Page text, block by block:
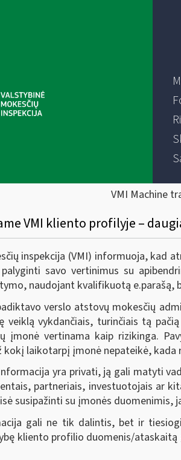
VMI Machine
VMI kliento profilyje –
inspekcija (VMI) informuoja, kad
savo vertinimus su
naudojant kvalifikuotą e.parašą,
verslo atstovų mokesčių
veiklą vykdančiais, turinčiais tą
įmonė vertinama kaip rizikinga.
kokį laikotarpį įmonė nepateikė,
yra privati, ją gali matyti
partneriais, investuotojais ar
susipažinti su įmonės duomenimis,
gali ne tik dalintis, bet ir
kliento profilio duomenis/